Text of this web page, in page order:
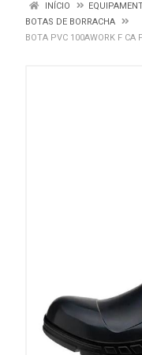
INÍCIO
BOTAS DE BORRACHA
BOTA PVC 100AWORK F CA